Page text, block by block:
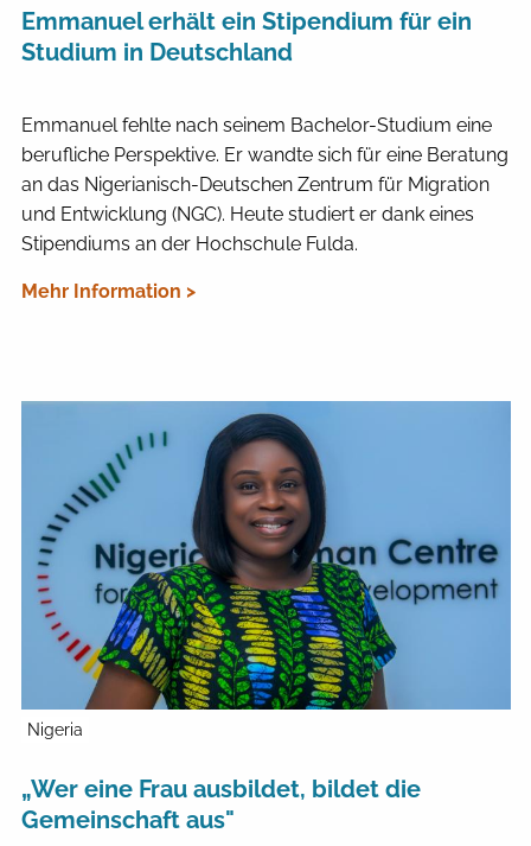
Emmanuel erhält ein Stipendium für ein
Studium in Deutschland
Emmanuel fehlte nach seinem Bachelor-Studium eine
berufliche Perspektive. Er wandte sich für eine Beratung
an das Nigerianisch-Deutschen Zentrum für Migration
und Entwicklung (NGC). Heute studiert er dank eines
Stipendiums an der Hochschule Fulda.
Mehr Information >
Nigeria
„Wer eine Frau ausbildet, bildet die
Gemeinschaft aus"